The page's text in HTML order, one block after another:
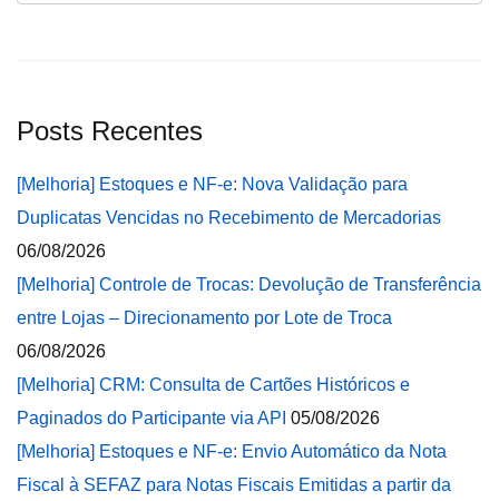
Posts Recentes
[Melhoria] Estoques e NF-e: Nova Validação para
Duplicatas Vencidas no Recebimento de Mercadorias
06/08/2026
[Melhoria] Controle de Trocas: Devolução de Transferência
entre Lojas – Direcionamento por Lote de Troca
06/08/2026
[Melhoria] CRM: Consulta de Cartões Históricos e
Paginados do Participante via API 05/08/2026
[Melhoria] Estoques e NF-e: Envio Automático da Nota
Fiscal à SEFAZ para Notas Fiscais Emitidas a partir da